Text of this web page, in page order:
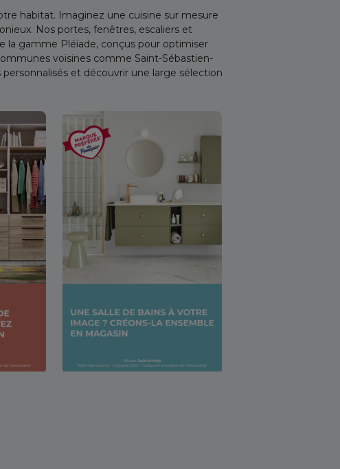
habitat. Imaginez une cuisine sur mesure
Nos portes, fenêtres, escaliers et
la gamme Pléïade, conçus pour optimiser
voisines comme Saint-Sébastien-
et découvrir une large sélection